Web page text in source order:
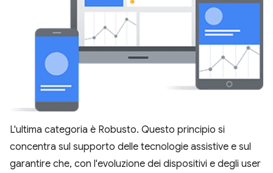
L'ultima categoria è Robusto. Questo principio si
concentra sul supporto delle tecnologie assistive e sul
garantire che, con l'evoluzione dei dispositivi e degli user